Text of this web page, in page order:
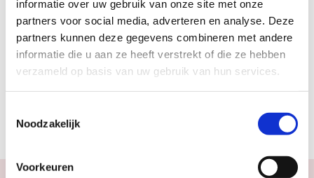
informatie over uw gebruik van onze site met onze
partners voor social media, adverteren en analyse. Deze
partners kunnen deze gegevens combineren met andere
informatie die u aan ze heeft verstrekt of die ze hebben
verzameld op basis van uw gebruik van hun services.
Noodzakelijk
Voorkeuren
RONDLEIDINGEN
Rubrieken
2024 2025 DECEMBER JANUARI 2024
MAGAZINE ARTIKELEN